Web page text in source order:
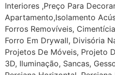
Interiores ,Preço Para
Apartamento,Isolamento
Forros Removíveis,
Forro Em Drywall, Divisória
Projetos De Móveis, Projeto
3D, Iluminação, Sancas,